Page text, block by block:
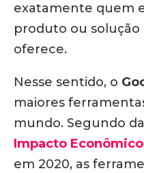
exatamente quem
produto ou
oferece.
Nesse sentido, o
maiores
mundo. Segundo
Impacto
em 2020, as